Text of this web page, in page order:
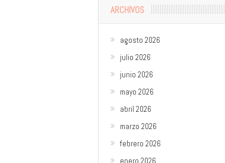
ARCHIVOS
agosto 2026
julio 2026
junio 2026
mayo 2026
abril 2026
marzo 2026
febrero 2026
enero 2026